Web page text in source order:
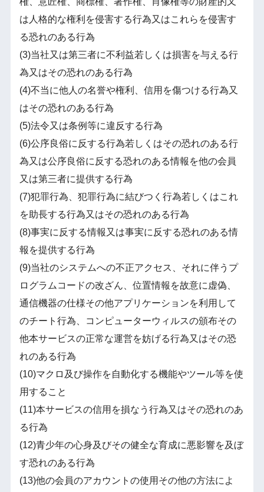
は人格的な権利を侵害する行為又はこれらを侵害す
る恐れのある行為
(3)当社又は第三者に不利益若しくは損害を与える行
為又はその恐れのある行為
(4)不当に他人の名誉や権利、信用を傷つける行為又
はその恐れのある行為
(5)法令又は条例等に違反する行為
(6)公序良俗に反する行為若しくはその恐れのある行
為又は公序良俗に反する恐れのある情報を他の会員
又は第三者に提供する行為
(7)犯罪行為、犯罪行為に結びつく行為若しくはこれ
を助長する行為又はその恐れのある行為
(8)事実に反する情報又は事実に反する恐れのある情
報を提供する行為
(9)当社のシステムへの不正アクセス、それに伴うプ
ログラムコードの改ざん、位置情報を故意に虚偽、
通信機器の仕様その他アプリケーションを利用して
のチート行為、コンピューターウィルスの頒布その
他本サービスの正常な運営を妨げる行為又はその恐
れのある行為
(10)マクロ及び操作を自動化する機能やツール等を使
用すること
(11)本サービスの信用を損なう行為又はその恐れのあ
る行為
(12)青少年の心身及びその健全な育成に悪影響を及ぼ
す恐れのある行為
(13)他の会員のアカウントの使用その他の方法によ